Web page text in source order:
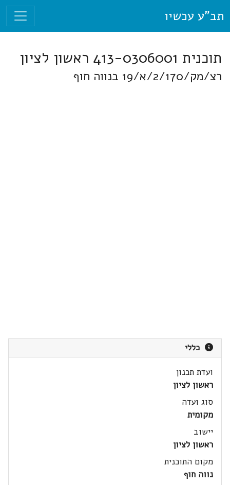
תב"ע עכשיו
תוכנית 413-0306001 ראשון לציון
רצ/מק/2/170/א/19 בנווה חוף
כללי
ועדת תכנון
ראשון לציון
סוג ועדה
מקומית
יישוב
ראשון לציון
מקום התוכנית
נווה חוף